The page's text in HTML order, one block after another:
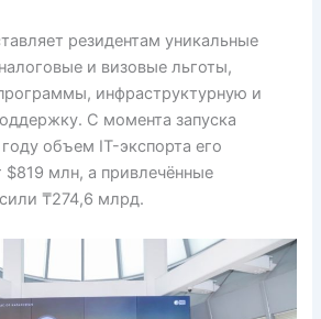
резидентам уникальные
и визовые льготы,
инфраструктурную и
С момента запуска
объем IT-экспорта его
$819 млн, а привлечённые
₸274,6 млрд.